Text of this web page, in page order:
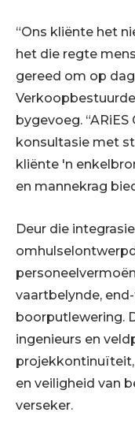
“Ons kliënte het
het die regte
gereed om op
bygevoeg.
konsultasie met
kliënte 'n
en mannekrag
Deur die
vaartbelynde,
boorputlewering.
ingenieurs en
en veiligheid van
verseker.